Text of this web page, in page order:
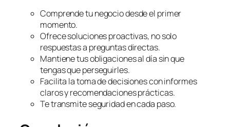
Comprende tu negocio desde el primer
momento.
Ofrece soluciones proactivas, no solo
respuestas a preguntas directas.
Mantiene tus obligaciones al día sin que
tengas que perseguirles.
Facilita la toma de decisiones con informes
claros y recomendaciones prácticas.
Te transmite seguridad en cada paso.